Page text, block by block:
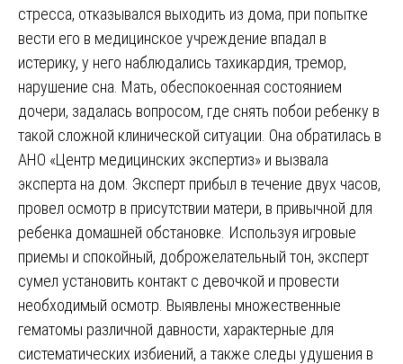
стресса, отказывался выходить из дома, при попытке
вести его в медицинское учреждение впадал в
истерику, у него наблюдались тахикардия, тремор,
нарушение сна. Мать, обеспокоенная состоянием
дочери, задалась вопросом, где снять побои ребенку в
такой сложной клинической ситуации. Она обратилась в
АНО «Центр медицинских экспертиз» и вызвала
эксперта на дом. Эксперт прибыл в течение двух часов,
провел осмотр в присутствии матери, в привычной для
ребенка домашней обстановке. Используя игровые
приемы и спокойный, доброжелательный тон, эксперт
сумел установить контакт с девочкой и провести
необходимый осмотр. Выявлены множественные
гематомы различной давности, характерные для
систематических избиений, а также следы удушения в